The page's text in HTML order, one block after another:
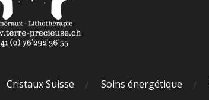
Cristaux Suisse Soins énergétique